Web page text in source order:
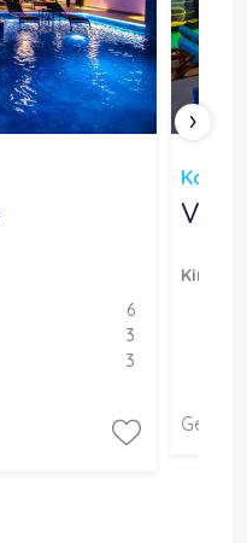
6
3
3
Villa
Kiralık
›